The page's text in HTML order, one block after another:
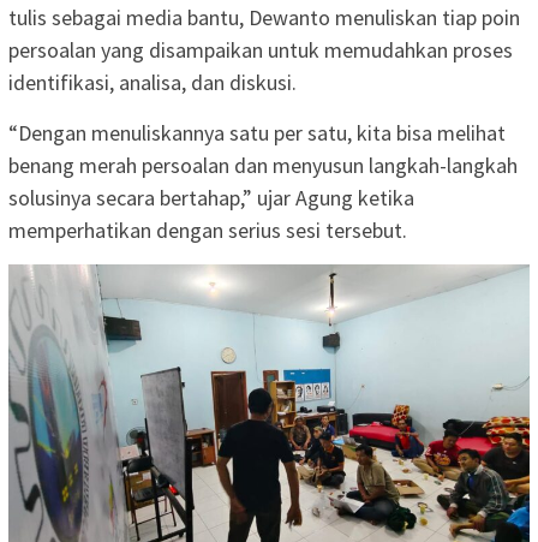
tulis sebagai media bantu, Dewanto menuliskan tiap poin
persoalan yang disampaikan untuk memudahkan proses
identifikasi, analisa, dan diskusi.
“Dengan menuliskannya satu per satu, kita bisa melihat
benang merah persoalan dan menyusun langkah-langkah
solusinya secara bertahap,” ujar Agung ketika
memperhatikan dengan serius sesi tersebut.